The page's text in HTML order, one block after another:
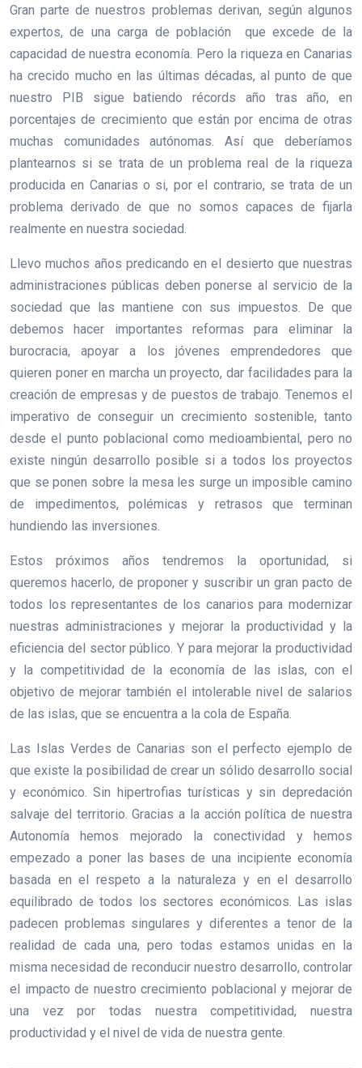
Gran parte de nuestros problemas derivan, según algunos
expertos, de una carga de población que excede de la
capacidad de nuestra economía. Pero la riqueza en Canarias
ha crecido mucho en las últimas décadas, al punto de que
nuestro PIB sigue batiendo récords año tras año, en
porcentajes de crecimiento que están por encima de otras
muchas comunidades autónomas. Así que deberíamos
plantearnos si se trata de un problema real de la riqueza
producida en Canarias o si, por el contrario, se trata de un
problema derivado de que no somos capaces de fijarla
realmente en nuestra sociedad.
Llevo muchos años predicando en el desierto que nuestras
administraciones públicas deben ponerse al servicio de la
sociedad que las mantiene con sus impuestos. De que
debemos hacer importantes reformas para eliminar la
burocracia, apoyar a los jóvenes emprendedores que
quieren poner en marcha un proyecto, dar facilidades para la
creación de empresas y de puestos de trabajo. Tenemos el
imperativo de conseguir un crecimiento sostenible, tanto
desde el punto poblacional como medioambiental, pero no
existe ningún desarrollo posible si a todos los proyectos
que se ponen sobre la mesa les surge un imposible camino
de impedimentos, polémicas y retrasos que terminan
hundiendo las inversiones.
Estos próximos años tendremos la oportunidad, si
queremos hacerlo, de proponer y suscribir un gran pacto de
todos los representantes de los canarios para modernizar
nuestras administraciones y mejorar la productividad y la
eficiencia del sector público. Y para mejorar la productividad
y la competitividad de la economía de las islas, con el
objetivo de mejorar también el intolerable nivel de salarios
de las islas, que se encuentra a la cola de España.
Las Islas Verdes de Canarias son el perfecto ejemplo de
que existe la posibilidad de crear un sólido desarrollo social
y económico. Sin hipertrofias turísticas y sin depredación
salvaje del territorio. Gracias a la acción política de nuestra
Autonomía hemos mejorado la conectividad y hemos
empezado a poner las bases de una incipiente economía
basada en el respeto a la naturaleza y en el desarrollo
equilibrado de todos los sectores económicos. Las islas
padecen problemas singulares y diferentes a tenor de la
realidad de cada una, pero todas estamos unidas en la
misma necesidad de reconducir nuestro desarrollo, controlar
el impacto de nuestro crecimiento poblacional y mejorar de
una vez por todas nuestra competitividad, nuestra
productividad y el nivel de vida de nuestra gente.